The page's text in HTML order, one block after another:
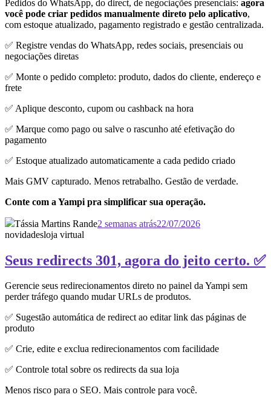
Pedidos do WhatsApp, do direct, de negociações presenciais: agora
você pode criar pedidos manualmente direto pelo aplicativo,
com estoque atualizado, pagamento registrado e gestão centralizada.
✅ Registre vendas do WhatsApp, redes sociais, presenciais ou
negociações diretas
✅ Monte o pedido completo: produto, dados do cliente, endereço e
frete
✅ Aplique desconto, cupom ou cashback na hora
✅ Marque como pago ou salve o rascunho até efetivação do
pagamento
✅ Estoque atualizado automaticamente a cada pedido criado
Mais GMV capturado. Menos retrabalho. Gestão de verdade.
Conte com a Yampi pra simplificar sua operação.
Tássia Martins Rande2 semanas atrás22/07/2026
novidadesloja virtual
Seus redirects 301, agora do jeito certo. ✅
Gerencie seus redirecionamentos direto no painel da Yampi sem
perder tráfego quando mudar URLs de produtos.
✅ Sugestão automática de redirect ao editar link das páginas de
produto
✅ Crie, edite e exclua redirecionamentos com facilidade
✅ Controle total sobre os redirects da sua loja
Menos risco para o SEO. Mais controle para você.